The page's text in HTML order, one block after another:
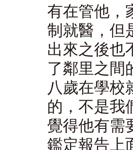
有在管他，
制就醫，但
出來之後也
了鄰里之間
八歲在學校
的，不是我
覺得他有需
鑑定報告上